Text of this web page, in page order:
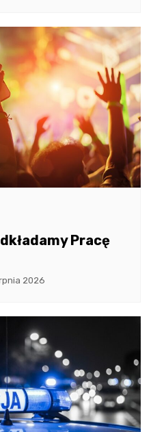
Pracę
2026